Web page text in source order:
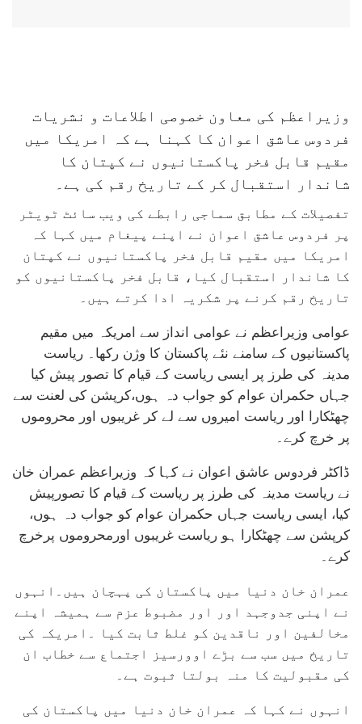
وزیراعظم کی معاون خصوصی اطلاعات و نشریات
فردوس عاشق اعوان کا کہنا ہے کہ امریکا میں
مقیم قابل فخر پاکستانیوں نے کپتان کا
شاندار استقبال کر کے تاریخ رقم کی ہے۔
تفصیلات کے مطابق سماجی رابطے کی ویب سائٹ ٹویٹر
پر فردوس عاشق اعوان نے اپنے پیغام میں کہا کہ
امریکا میں مقیم قابل فخر پاکستانیوں نے کپتان
کا شاندار استقبال کیا، قابل فخر پاکستانیوں کو
تاریخ رقم کرنے پر شکریہ ادا کرتے ہیں۔
عوامی وزیراعظم نے عوامی انداز سے امریکہ میں مقیم
پاکستانیوں کے سامنے نئے پاکستان کا وژن رکھا۔ ریاست
مدینہ کی طرز پر ایسی ریاست کے قیام کا تصور پیش کیا
جہاں حکمران عوام کو جواب دہ ہوں،کرپشن کی لعنت سے
چھٹکارا اور ریاست امیروں سے لے کر غریبوں اور محروموں
پر خرچ کرے۔
ڈاکٹر فردوس عاشق اعوان نے کہا کہ وزیراعظم عمران خان
نے ریاست مدینہ کی طرز پر ریاست کے قیام کا تصورپیش
کیا، ایسی ریاست جہاں حکمران عوام کو جواب دہ ہوں،
کرپشن سے چھٹکارا ہو ریاست غریبوں اورمحروموں پرخرچ
کرے۔
عمران خان دنیا میں پاکستان کی پہچان ہیں۔انہوں
نے اپنی جدوجہد اور اور مضبوط عزم سے ہمیشہ اپنے
مخالفین اور ناقدین کو غلط ثابت کیا ۔امریکہ کی
تاریخ میں سب سے بڑے اوورسیز اجتماع سے خطاب ان
کی مقبولیت کا منہ بولتا ثبوت ہے۔
انہوں نے کہا کہ عمران خان دنیا میں پاکستان کی